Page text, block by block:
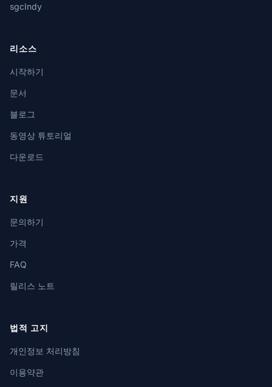
sgcIndy
리소스
시작하기
문서
블로그
동영상 튜토리얼
다운로드
지원
문의하기
가격
FAQ
릴리스 노트
법적 고지
개인정보 처리방침
이용약관